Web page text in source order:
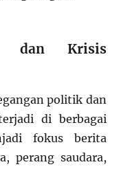
dan Krisis
politik dan
di berbagai
fokus berita
perang saudara,